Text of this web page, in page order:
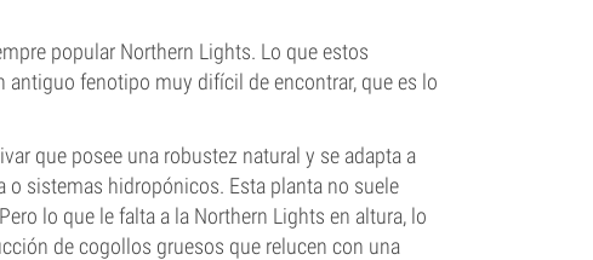
popular Northern Lights. Lo que estos
fenotipo muy difícil de encontrar, que es lo
que posee una robustez natural y se adapta a
o sistemas hidropónicos. Esta planta no suele
lo que le falta a la Northern Lights en altura, lo
de cogollos gruesos que relucen con una